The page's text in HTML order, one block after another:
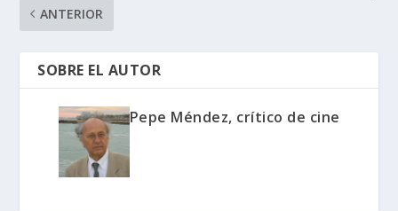
ANTERIOR
SOBRE EL AUTOR
Pepe Méndez, crítico de cine